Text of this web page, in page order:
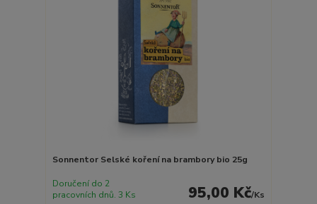
Sonnentor Selské koření na brambory bio 25g
95,00 Kč/Ks
Doručení do 2
pracovních dnů. 3 Ks